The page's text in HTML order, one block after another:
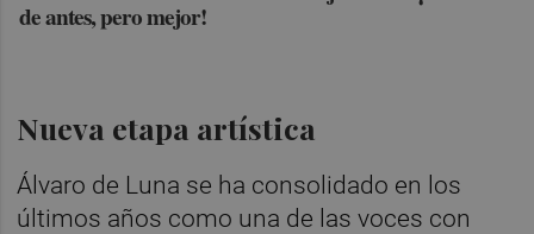
de antes, pero mejor!
Nueva etapa artística
Álvaro de Luna se ha consolidado en los
últimos años como una de las voces con